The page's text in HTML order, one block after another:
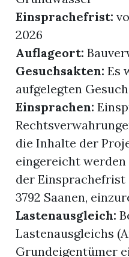
Einsprachefrist:
2026
Auflageort:
Gesuchsakten: Es
aufgelegten
Einsprachen:
die Inhalte der
eingereicht
der Einsprachefrist
3792 Saanen,
Lastenausgleich:
Lastenausgleichs
Grundeigentümer